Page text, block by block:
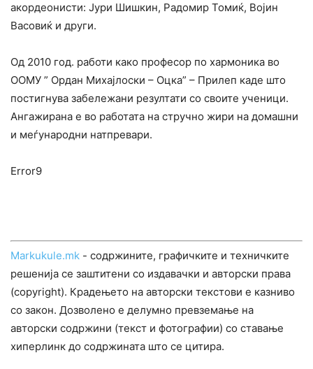
акордеонисти: Јури Шишкин, Радомир Томиќ, Војин
Васовиќ и други.
Од 2010 год. работи како професор по хармоника во
ООМУ ” Ордан Михајлоски – Оцка” – Прилеп каде што
постигнува забележани резултати со своите ученици.
Ангажирана е во работата на стручно жири на домашни
и меѓународни натпревари.
Error9
Markukule.mk - содржините, графичките и техничките
решенија се заштитени со издавачки и авторски права
(copyright). Крадењето на авторски текстови е казниво
со закон. Дозволено е делумно превземање на
авторски содржини (текст и фотографии) со ставање
хиперлинк до содржината што се цитира.